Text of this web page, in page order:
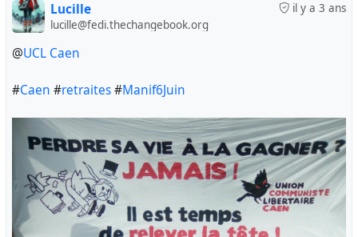
il y a 3 ans
Lucille
lucille@fedi.thechangebook.org
@UCL Caen
#Caen #retraites#Manif6Juin